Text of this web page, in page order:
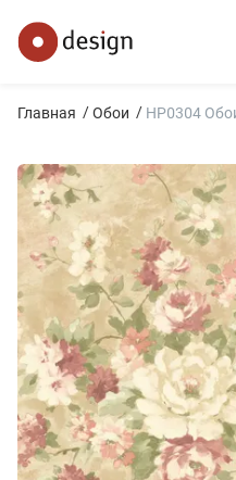
Главная Обои HP0304